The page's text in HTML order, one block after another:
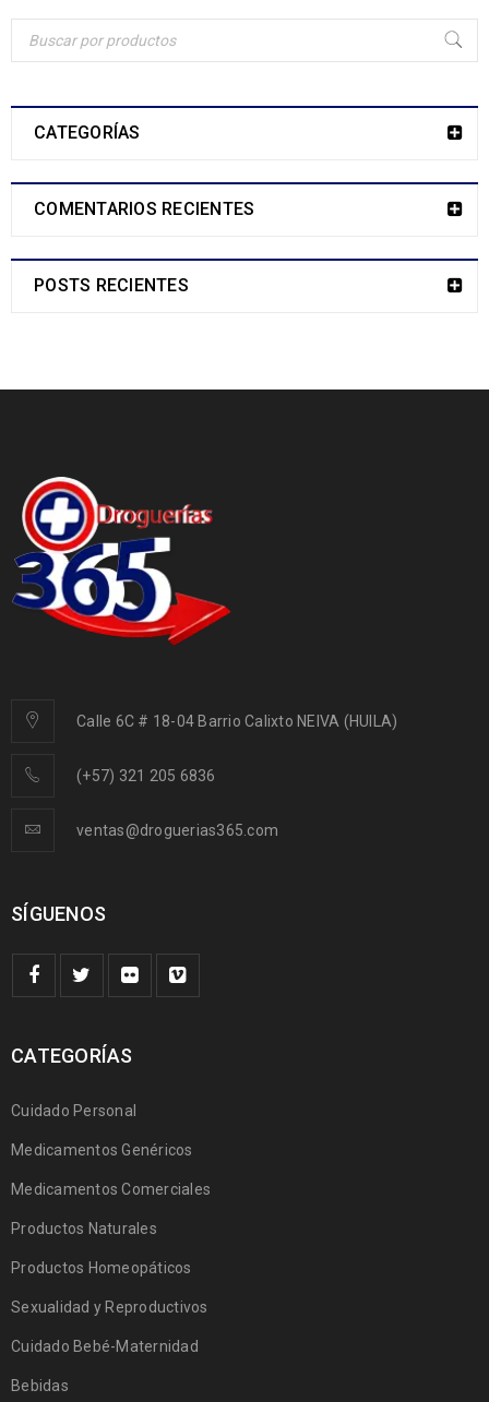
CATEGORÍAS
COMENTARIOS RECIENTES
POSTS RECIENTES
Calle 6C # 18-04 Barrio Calixto NEIVA (HUILA)
(+57) 321 205 6836
ventas@droguerias365.com
SÍGUENOS
CATEGORÍAS
Cuidado Personal
Medicamentos Genéricos
Medicamentos Comerciales
Productos Naturales
Productos Homeopáticos
Sexualidad y Reproductivos
Cuidado Bebé-Maternidad
Bebidas